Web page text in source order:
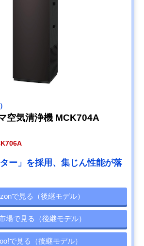
空気清浄機 MCK704A
ター」を採用、集じん性能が落
で見る（後継モデル）
場で見る（後継モデル）
で見る（後継モデル）